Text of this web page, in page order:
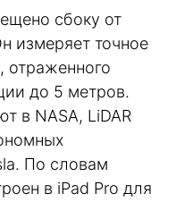
сбоку от
измеряет точное
отраженного
до 5 метров.
в NASA, LiDAR
По словам
в iPad Pro для